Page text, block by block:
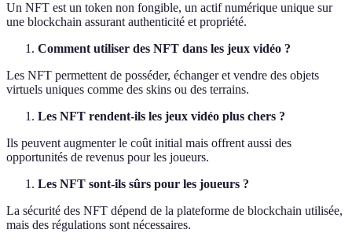
Un NFT est un token non fongible, un actif numérique unique sur
une blockchain assurant authenticité et propriété.
Comment utiliser des NFT dans les jeux vidéo ?
Les NFT permettent de posséder, échanger et vendre des objets
virtuels uniques comme des skins ou des terrains.
Les NFT rendent-ils les jeux vidéo plus chers ?
Ils peuvent augmenter le coût initial mais offrent aussi des
opportunités de revenus pour les joueurs.
Les NFT sont-ils sûrs pour les joueurs ?
La sécurité des NFT dépend de la plateforme de blockchain utilisée,
mais des régulations sont nécessaires.